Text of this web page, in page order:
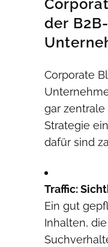
der B2B-
Corporate
gar
Strategie
dafür sind
Traffic:
Ein gut
Inhalten,